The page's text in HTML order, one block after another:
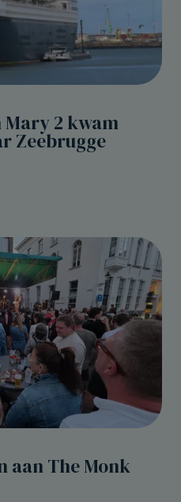
Mary 2 kwam
Zeebrugge
aan The Monk